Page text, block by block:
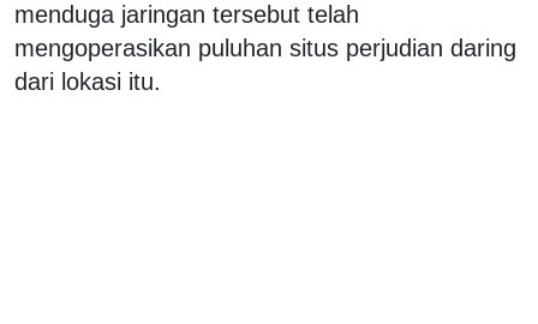
menduga jaringan tersebut telah
mengoperasikan puluhan situs perjudian daring
dari lokasi itu.